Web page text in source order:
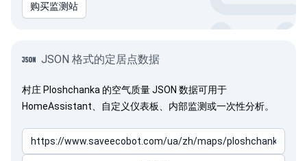
购买监测站
JSON 格式的定居点数据
村庄 Ploshchanka 的空气质量 JSON 数据可用于
HomeAssistant、自定义仪表板、内部监测或一次性分析。